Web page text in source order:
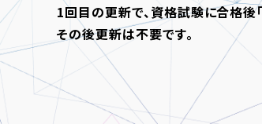
1回目の更新で、資格試験に合格後
その後更新は不要です。